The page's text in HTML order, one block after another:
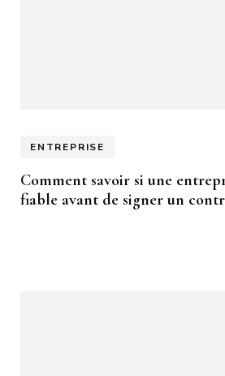
ENTREPRISE
Comment savoir si une
fiable avant de signer un